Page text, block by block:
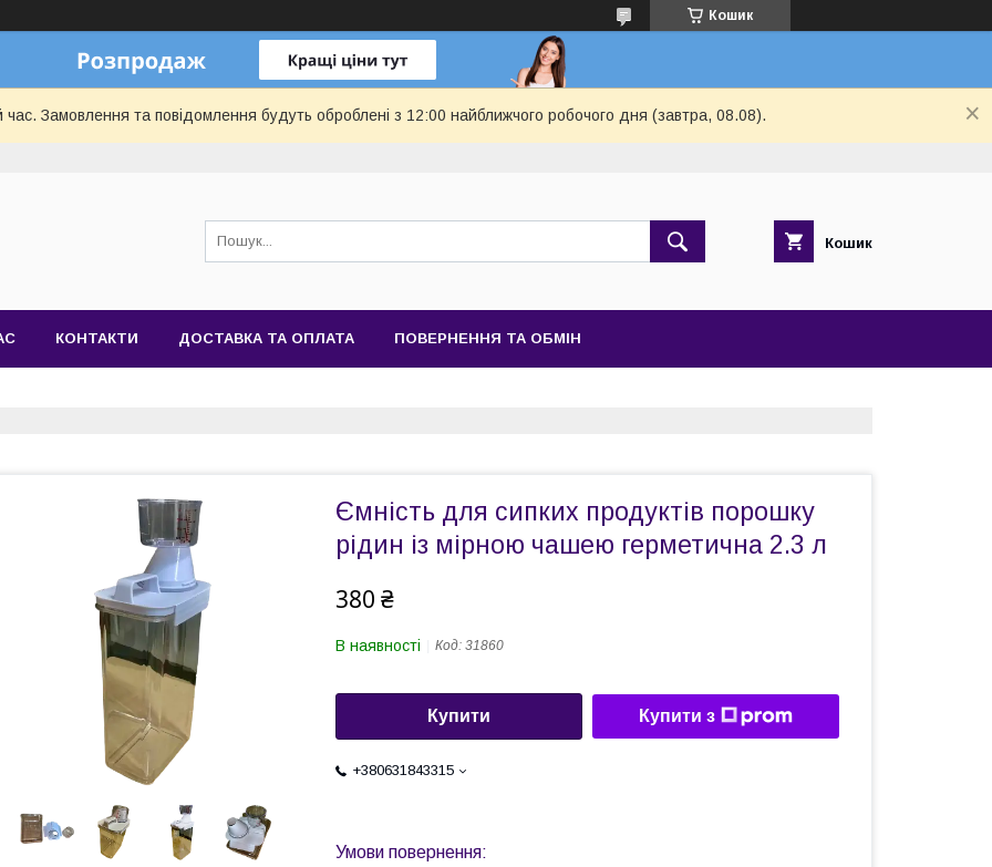
Кошик
час. Замовлення та повідомлення будуть оброблені з 12:00 найближчого робочого дня (завтра, 08.08).
Кошик
КОНТАКТИ ДОСТАВКА ТА ОПЛАТА ПОВЕРНЕННЯ ТА ОБМІН
Ємність для сипких продуктів порошку
рідин із мірною чашею герметична 2.3 л
380 ₴
В наявності Код: 31860
Купити Купити з
+380631843315